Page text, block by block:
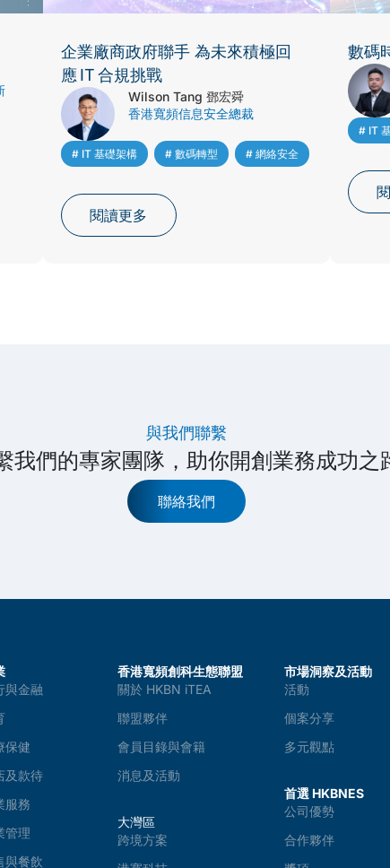
企業廠商政府聯手 為未來積極回
應 IT 合規挑戰
Wilson Tang 鄧宏舜
香港寬頻信息安全總裁
# IT 基礎架構 , # 數碼轉型 , # 網絡安全
閱讀更多
數碼
# IT
與我們聯繫
我們的專家團隊，助你開創業務成功之
聯絡我們
與金融
保健
及款待
服務
管理
與餐飲
香港寬頻創科生態聯盟
關於 HKBN iTEA
聯盟夥伴
會員目錄與會籍
消息及活動
大灣區
跨境方案
市場洞察及活動
活動
個案分享
多元觀點
首選 HKBNES
公司優勢
合作夥伴